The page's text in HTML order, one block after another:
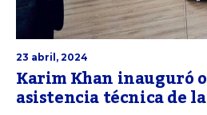
23 abril, 2024
Karim Khan inauguró
asistencia técnica de la